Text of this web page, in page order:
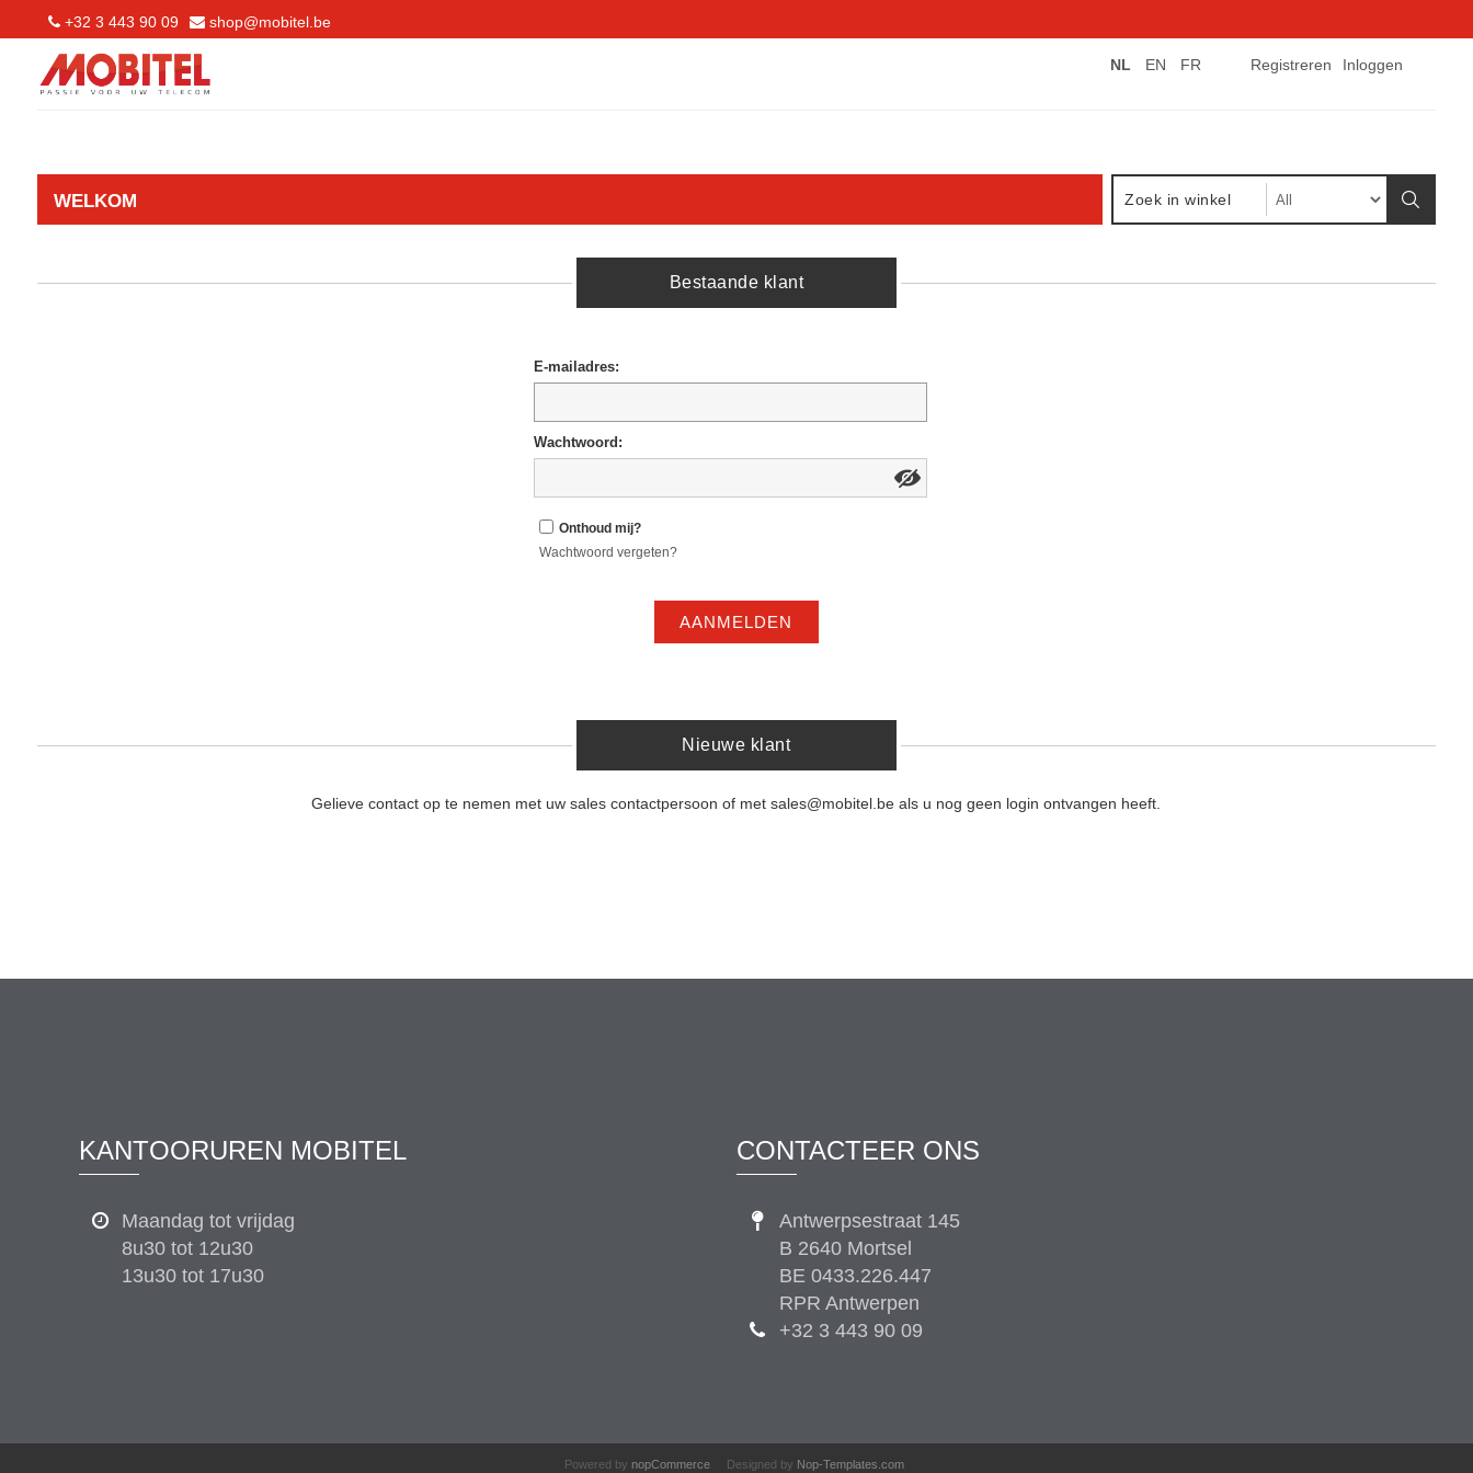
+32 3 443 90 09 shop@mobitel.be
Registreren Inloggen
NL EN FR
WELKOM
Bestaande klant
E-mailadres:
Wachtwoord:
Onthoud mij?
Wachtwoord vergeten?
AANMELDEN
Nieuwe klant
Gelieve contact op te nemen met uw sales contactpersoon of met sales@mobitel.be als u nog geen login ontvangen heeft.
KANTOORUREN MOBITEL
Maandag tot vrijdag
8u30 tot 12u30
13u30 tot 17u30
CONTACTEER ONS
Antwerpsestraat 145
B 2640 Mortsel
BE 0433.226.447
RPR Antwerpen
+32 3 443 90 09
Powered by nopCommerce Designed by Nop-Templates.com